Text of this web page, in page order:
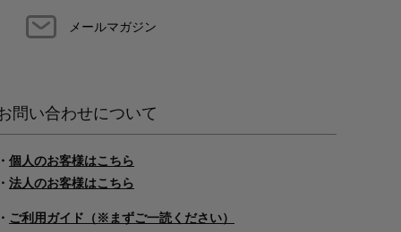
メールマガジン
問い合わせについて
・ 個人のお客様はこちら
・ 法人のお客様はこちら
・ ご利用ガイド（※まずご一読ください）